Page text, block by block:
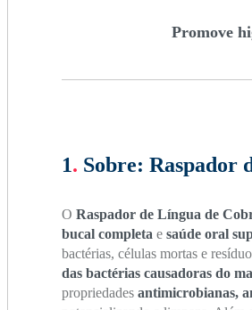
Promove
1. Sobre: Raspador
O Raspador de Língua de
bucal completa e saúde oral
bactérias, células mortas e
das bactérias causadoras do
propriedades antimicrobianas,